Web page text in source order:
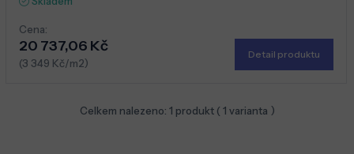
Cena:
20 737,06 Kč
(3 349 Kč/m2)
Detail produktu
Celkem nalezeno: 1 produkt ( 1 varianta )